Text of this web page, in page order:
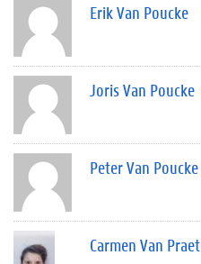
Erik Van Poucke
Joris Van Poucke
Peter Van Poucke
Carmen Van Praet